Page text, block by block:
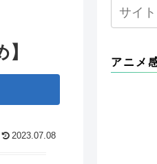
2023.07.08
アニメ